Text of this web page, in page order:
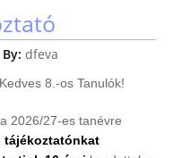
By: dfeva
8.-os Tanulók!
2026/27-es tanévre
tájékoztatónkat